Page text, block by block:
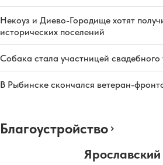
Некоуз и Диево-Городище хотят
исторических поселений
Собака стала участницей свадебного
В Рыбинске скончался ветеран-
Благоустройство